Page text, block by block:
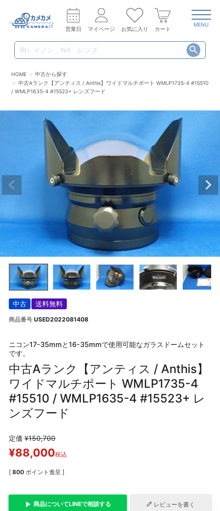
営業日 マイページ お気に入り カート
MENU
HOME
中古から探す
中古Aランク【アンティス / Anthis】ワイドマルチポート WMLP1735-4 #15510
/ WMLP1635-4 #15523+ レンズフード
中古 送料無料
商品番号 USED2022081408
ニコン17-35mmと16-35mmで使用可能なガラスドームセット
です。
中古Aランク【アンティス / Anthis】
ワイドマルチポート WMLP1735-4
#15510 / WMLP1635-4 #15523+ レ
ンズフード
定価 ¥150,700
¥88,000税込
[ 800 ポイント進呈 ]
商品についてLINEで相談する レビューを書く